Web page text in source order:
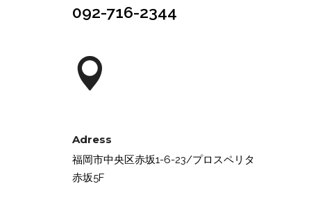
092-716-2344
Adress
福岡市中央区赤坂1-6-23/プロスペリタ
赤坂5F